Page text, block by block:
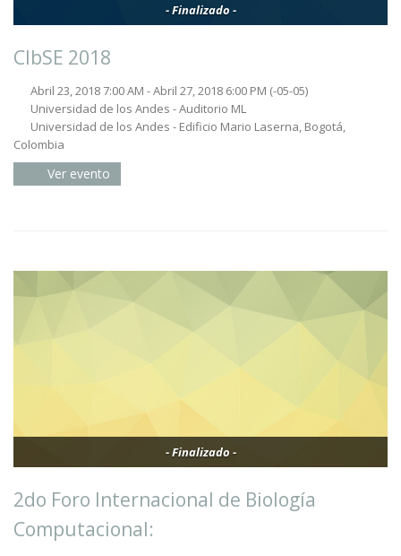
- Finalizado -
CIbSE 2018
Abril 23, 2018 7:00 AM - Abril 27, 2018 6:00 PM (-05-05)
Universidad de los Andes - Auditorio ML
Universidad de los Andes - Edificio Mario Laserna, Bogotá,
Colombia
Ver evento
- Finalizado -
2do Foro Internacional de Biología
Computacional: